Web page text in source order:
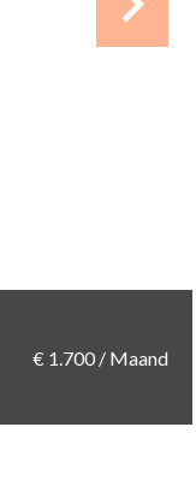
€ 1.700 / Maand